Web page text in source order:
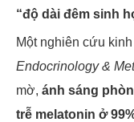
“độ dài đêm sinh
Một nghiên cứu
Endocrinology &
mờ, ánh sáng
trễ melatonin ở